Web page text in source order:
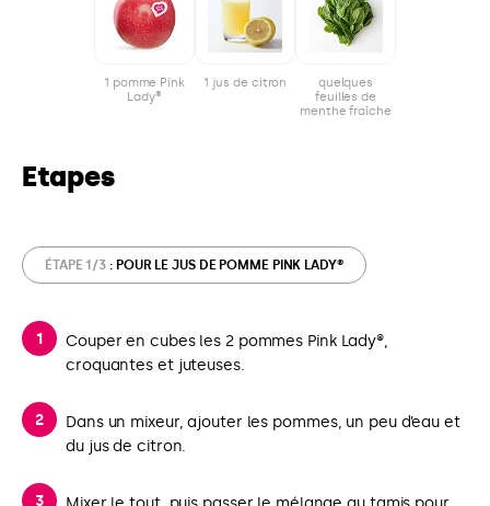
1 pomme Pink
Lady®
1 jus de citron
quelques
feuilles de
menthe fraîche
Etapes
ÉTAPE 1/3 : POUR LE JUS DE POMME PINK LADY®
Couper en cubes les 2 pommes Pink Lady®,
croquantes et juteuses.
Dans un mixeur, ajouter les pommes, un peu d’eau et
du jus de citron.